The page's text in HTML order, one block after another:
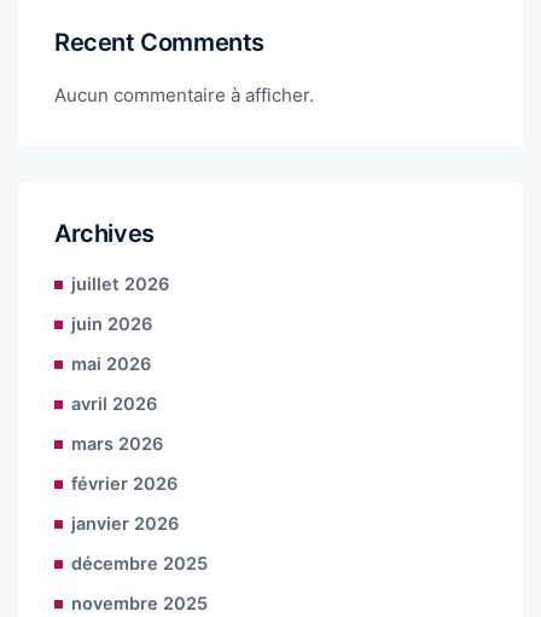
Recent Comments
Aucun commentaire à afficher.
Archives
juillet 2026
juin 2026
mai 2026
avril 2026
mars 2026
février 2026
janvier 2026
décembre 2025
novembre 2025